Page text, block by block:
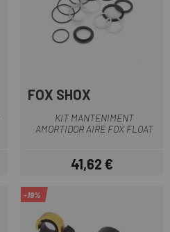
FOX SHOX
KIT MANTENIMENT
AMORTIDOR AIRE FOX FLOAT
Preu
41,62 €
-19%